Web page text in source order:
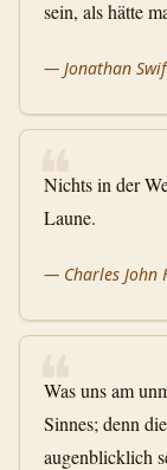
sein, als hätte
— Jonathan
❝
Nichts in der
Laune.
— Charles John
❝
Was uns am
Sinnes; denn
augenblicklich